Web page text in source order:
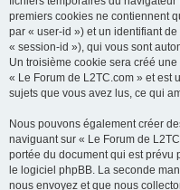
premiers cookies ne contiennent
par « user-id ») et un identifiant
« session-id »), qui vous sont
Un troisième cookie sera créé
« Le Forum de L2TC.com » et est
sujets que vous avez lus, ce qui
Nous pouvons également créer
naviguant sur « Le Forum de
portée du document qui est prévu
le logiciel phpBB. La seconde
nous envoyez et que nous